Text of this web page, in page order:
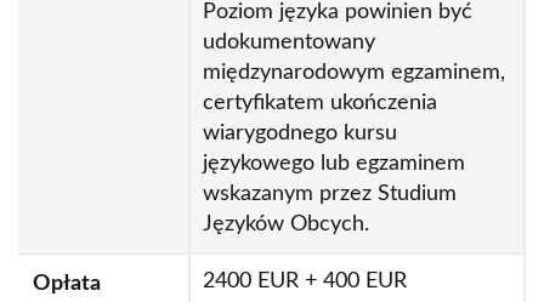
Poziom języka powinien być
udokumentowany
międzynarodowym egzaminem,
certyfikatem ukończenia
wiarygodnego kursu
językowego lub egzaminem
wskazanym przez Studium
Języków Obcych.
Opłata 2400 EUR + 400 EUR